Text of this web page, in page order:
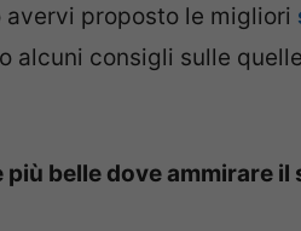
proposto le migliori
alcuni consigli sulle
più belle dove ammirare il